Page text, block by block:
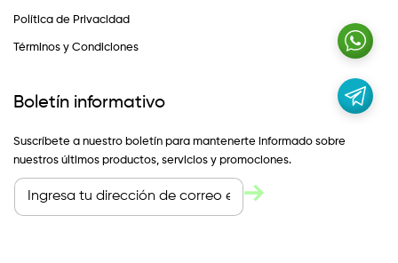
Política de Privacidad
Términos y Condiciones
Boletín informativo
Suscríbete a nuestro boletín para mantenerte informado sobre
nuestros últimos productos, servicios y promociones.